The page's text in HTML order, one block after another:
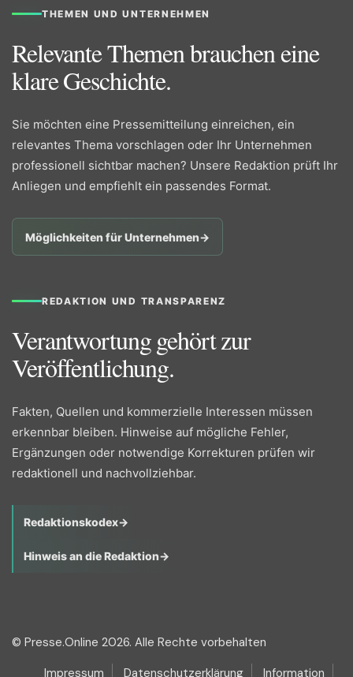
THEMEN UND UNTERNEHMEN
Relevante Themen brauchen eine
klare Geschichte.
Sie möchten eine Pressemitteilung einreichen, ein
relevantes Thema vorschlagen oder Ihr Unternehmen
professionell sichtbar machen? Unsere Redaktion prüft Ihr
Anliegen und empfiehlt ein passendes Format.
Möglichkeiten für Unternehmen→
REDAKTION UND TRANSPARENZ
Verantwortung gehört zur
Veröffentlichung.
Fakten, Quellen und kommerzielle Interessen müssen
erkennbar bleiben. Hinweise auf mögliche Fehler,
Ergänzungen oder notwendige Korrekturen prüfen wir
redaktionell und nachvollziehbar.
Redaktionskodex→
Hinweis an die Redaktion→
© Presse.Online 2026. Alle Rechte vorbehalten
Impressum
Datenschutzerklärung Information